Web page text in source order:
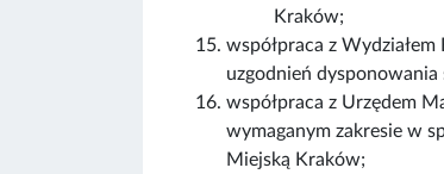
Kraków;
współpraca z
uzgodnień
współpraca z Urzędem
wymaganym zakresie w
Miejską Kraków;